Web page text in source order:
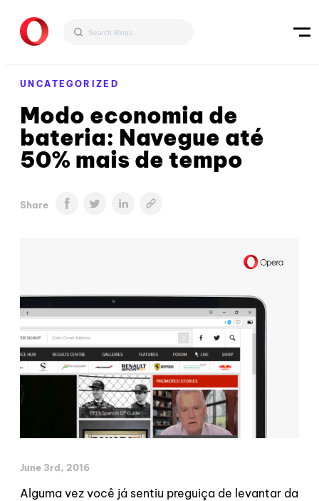
UNCATEGORIZED
Modo economia de
bateria: Navegue até
50% mais de tempo
Share
June 3rd, 2016
Alguma vez você já sentiu preguiça de levantar da